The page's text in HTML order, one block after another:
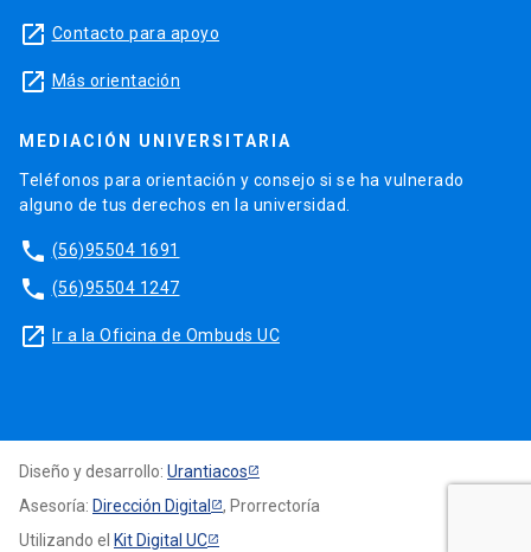
launch Contacto para apoyo
launch Más orientación
MEDIACIÓN UNIVERSITARIA
Teléfonos para orientación y consejo si se ha vulnerado
alguno de tus derechos en la universidad.
phone (56)95504 1691
phone (56)95504 1247
launch Ir a la Oficina de Ombuds UC
Diseño y desarrollo: Urantiacos
Asesoría: Dirección Digital
, Prorrectoría
Utilizando el Kit Digital UC